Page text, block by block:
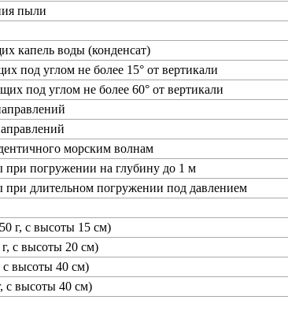
пыли
капель воды (конденсат)
под углом не более 15° от вертикали
под углом не более 60° от вертикали
морским волнам
при погружении на глубину до 1 м
длительном погружении под давлением
г, с высоты 15 см)
с высоты 20 см)
с высоты 40 см)
с высоты 40 см)